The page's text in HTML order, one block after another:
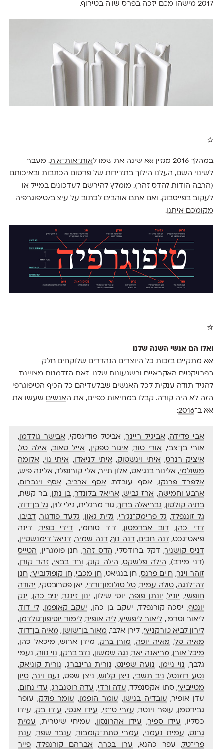
2017 מישהו מכם יזכה בפרס שווה בטירוף.
☆
במהלך 2016 מגזין אאא שינה את שמו ל אות־אות־אות. מעבר
לשינוי השם, העלנו הילוך בתדירות של פרסום הכתבות ובאיכותם
(הרבה הודות להדס זהר). מומלץ להירשם לעדכונים במייל או
לעקוב בפייסבוק. ואם אתם אוהבים לכתוב על עיצוב/טיפוגרפיה
מקומכם איתנו.
☆
ואלו הם אנשי השנה שלנו
אאא מתקיים בזכות כל היוצרים הנהדרים שלוקחים חלק
בפרויקטים האקראיים ובשגעונות שלנו. זאת הזדמנות מצויינת
להגיד תודה ענקית לכל האנשים שבלעדיהם כל הכיף הטיפוגרפי
הזה לא היה קורה. קבלו במחיאות כפיים, את האנשים שעשו את
אאא ב־2016
:
אבי פדידה,אביגיל ריינר, אביטל פודינסקי,אבישר גולדמן,
אורי בן־צבי, אורי טור, איגור טפקין, אייל טאוב, אילה טל,
איציק רנרט,איתי וינשטוק, איתי לניאדו, איתי נוי,אלומה
משולמי, אלינור בנגיאט, אלון תייר, אלי קורנפלד, אלינה פיש,
אלפרד פרנקו, אסף עובדת,אסף ארביב,אסף וינברום,
ארבע וחמישה, ארז גביש,אריאל בלונדר,בן נתן, בר קשת,
בתיה קולטון, גבריאלה ברוך, גור מרגלית, גילי לוין, גל בן־דוד,
גל זוננפלד, גל פרימק־נג'רי, גלית גאון, גלעד פודגור,דביבו,
דדי כהן,דוב אברמסון, דוד סוחמי, דידי כפיר, דינה
פיאט־גכט,דנה חכים,דנה נוף,דנה שמיר, דניאל דימנשטיין,
דניס קושניר, דקל ברודסלי, הדס זהר, חנן פומגרין, הטייס
(דני מירב), הילה פלשקס, הילה קוק, ורד בבאי,זהר קורן,
זוהר וינר, חיים פרנס, חן בנגיאט, חן מכבי,חן קופולוביץ',חנן
דה־לנגה,טולה עמיר, טל סולומון־ורדי, יאן פטרובסקי, יהודה
חופשי, יוניל, יונתן פופר, יוסי שילון, ינון זינגר, יניב כהן, ינק
יונטף, יסכה קורנפלד, יעקב בן כהן, יעקב קאופמן,לי דוד,
ליאור וסרמן,ליאור ליפשיץ,ליה אופיר,לימור יוסיפון־גולדמן,
לירון לביא טורקניץ', לירן אלבז, מאור בן־שושן, מאיה בן־דוד,
מאיה טל, מאיה יופה, מורן ברק, מידן ארוש, מיכאל כהן,
מיכל אורן, מריאנה יאר, נגה שמשון, נדב ברקן, נוי נווה, נעמי
גלבך, נוי ניימן, נועה שפינט, נורית גרינברג, נורית קוניאק,
נטע רוזנטל, ניב תשבי, ניצן קלוש, ניצן שפט, נעם וינר,סיון
מטייביץ', סתו אקסנפלד, עדה ורדי, עדה רוטנברג, עדי נחום,
עדן אופיר, עובדיה בנישו, עומר הופמן, עומר פולק, עופר
גבירסמן, עופר וינטר, עזרי טרזי, עידו אגסי, עידו בק, עידו
כסליו, עידו ספיר, עידן אהרונסון, עמיחי שיטרית, עמית
גרנט, עמית נעמני, עמרי סתת־קומבור, ענבר שפר, ענת
פרי־טל, עפר כהנא, ערן בכרך,אברהם קורנפלד,פייר